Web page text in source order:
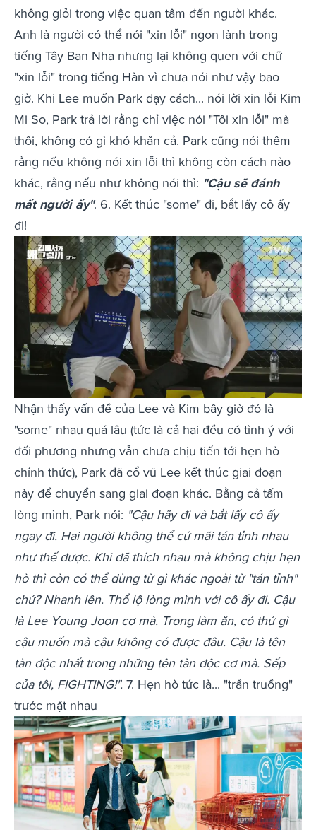
không giỏi trong việc quan tâm đến người khác.
Anh là người có thể nói "xin lỗi" ngon lành trong
tiếng Tây Ban Nha nhưng lại không quen với chữ
"xin lỗi" trong tiếng Hàn vì chưa nói như vậy bao
giờ. Khi Lee muốn Park dạy cách... nói lời xin lỗi Kim
Mi So, Park trả lời rằng chỉ việc nói "Tôi xin lỗi" mà
thôi, không có gì khó khăn cả. Park cũng nói thêm
rằng nếu không nói xin lỗi thì không còn cách nào
khác, rằng nếu như không nói thì: "Cậu sẽ đánh
mất người ấy". 6. Kết thúc "some" đi, bắt lấy cô ấy
đi!
Nhận thấy vấn đề của Lee và Kim bây giờ đó là
"some" nhau quá lâu (tức là cả hai đều có tình ý với
đối phương nhưng vẫn chưa chịu tiến tới hẹn hò
chính thức), Park đã cổ vũ Lee kết thúc giai đoạn
này để chuyển sang giai đoạn khác. Bằng cả tấm
lòng mình, Park nói: "Cậu hãy đi và bắt lấy cô ấy
ngay đi. Hai người không thể cứ mãi tán tỉnh nhau
như thế được. Khi đã thích nhau mà không chịu hẹn
hò thì còn có thể dùng từ gì khác ngoài từ "tán tỉnh"
chứ? Nhanh lên. Thổ lộ lòng mình với cô ấy đi. Cậu
là Lee Young Joon cơ mà. Trong làm ăn, có thứ gì
cậu muốn mà cậu không có được đâu. Cậu là tên
tàn độc nhất trong những tên tàn độc cơ mà. Sếp
của tôi, FIGHTING!". 7. Hẹn hò tức là... "trần truồng"
trước mặt nhau